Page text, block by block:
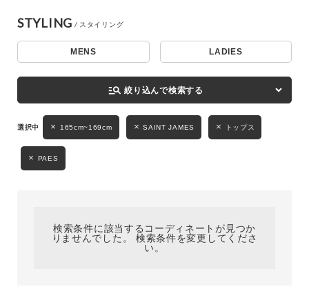
キーワード
性別
MENS LADIES KIDS
STYLING
MENS LADIES
manage_search 絞り込んで検索する
165cm~169cm SAINT JAMES トップス
PAES
検索条件に該当するコーディネートが見つか
りませんでした。 検索条件を変更してくださ
い。